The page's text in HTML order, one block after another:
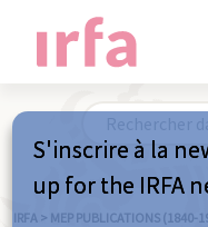
IRFA > MEP PUBLICATIONS (1840-
S'inscrire à la
up for the IRFA